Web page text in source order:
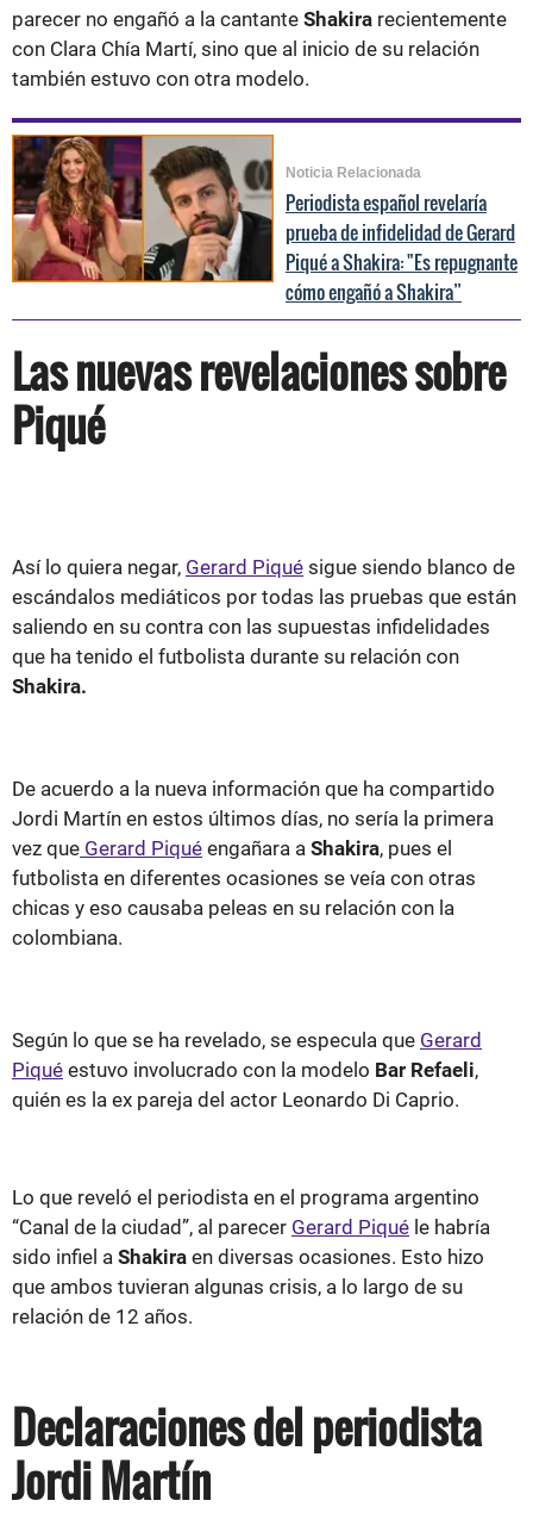
parecer no engañó a la cantante Shakira recientemente
con Clara Chía Martí, sino que al inicio de su relación
también estuvo con otra modelo.
Noticia Relacionada
Periodista español revelaría
prueba de infidelidad de Gerard
Piqué a Shakira: "Es repugnante
cómo engañó a Shakira”
Las nuevas revelaciones sobre
Piqué
Así lo quiera negar, Gerard Piqué sigue siendo blanco de
escándalos mediáticos por todas las pruebas que están
saliendo en su contra con las supuestas infidelidades
que ha tenido el futbolista durante su relación con
Shakira.
De acuerdo a la nueva información que ha compartido
Jordi Martín en estos últimos días, no sería la primera
vez que Gerard Piqué engañara a Shakira, pues el
futbolista en diferentes ocasiones se veía con otras
chicas y eso causaba peleas en su relación con la
colombiana.
Según lo que se ha revelado, se especula que Gerard
Piqué estuvo involucrado con la modelo Bar Refaeli,
quién es la ex pareja del actor Leonardo Di Caprio.
Lo que reveló el periodista en el programa argentino
“Canal de la ciudad”, al parecer Gerard Piqué le habría
sido infiel a Shakira en diversas ocasiones. Esto hizo
que ambos tuvieran algunas crisis, a lo largo de su
relación de 12 años.
Declaraciones del periodista
Jordi Martín